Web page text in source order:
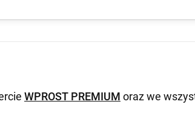
WPROST PREMIUM oraz we